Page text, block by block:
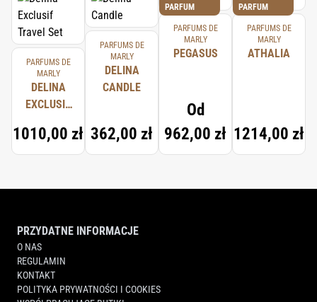
PARFUMS DE
MARLY
DELINA
EXCLUSIF
SET
1010,00 zł
PARFUMS DE
MARLY
DELINA
CANDLE
362,00 zł
PARFUM
PARFUMS DE
MARLY
PEGASUS
Od
962,00 zł
PARFUM
PARFUMS DE
MARLY
ATHALIA
1214,00 zł
PRZYDATNE INFORMACJE
O NAS
REGULAMIN
KONTAKT
POLITYKA PRYWATNOŚCI I COOKIES